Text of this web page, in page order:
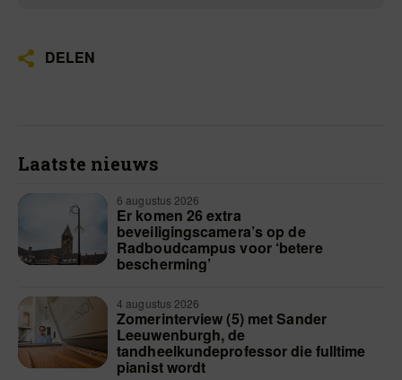
DELEN
Laatste nieuws
6 augustus 2026
Er komen 26 extra
beveiligingscamera’s op de
Radboudcampus voor ‘betere
bescherming’
4 augustus 2026
Zomerinterview (5) met Sander
Leeuwenburgh, de
tandheelkundeprofessor die fulltime
pianist wordt